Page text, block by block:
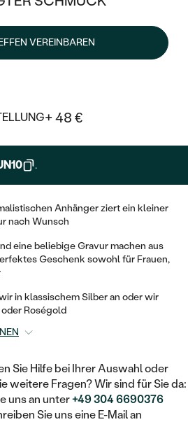
DIAMANTEN
EINFASSEN
ZUM
ZUM EINFASSEN
HILFT
KINDES
VEREINBAREN
+ 48 €
.
Anhänger ziert ein kleiner
nach Wunsch
eine beliebige Gravur machen aus
Geschenk sowohl für Frauen,
in klassischem Silber an oder wir
Roségold
Sie Hilfe bei Ihrer Auswahl oder
weitere Fragen? Wir sind für Sie da:
uns an unter+49 304 6690376
Sie uns eine E-Mail an